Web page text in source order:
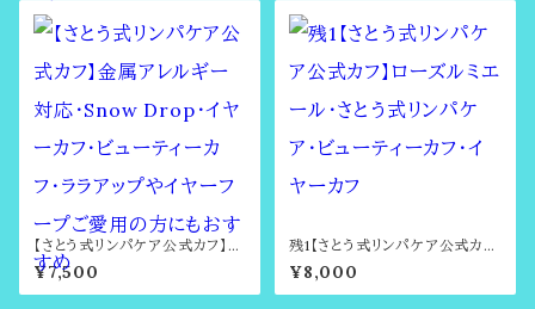
【さとう式リンパケア公式カフ】金
属アレルギー対応・Snow Dro
p・イヤーカフ・ビューティーカフ・
ララアップやイヤーフープご愛用
¥7,500
残1【さとう式リンパケア公式カ
フ】ローズルミエール・さとう式リ
ンパケア・ビューティーカフ・イヤ
ーカフ
¥8,000